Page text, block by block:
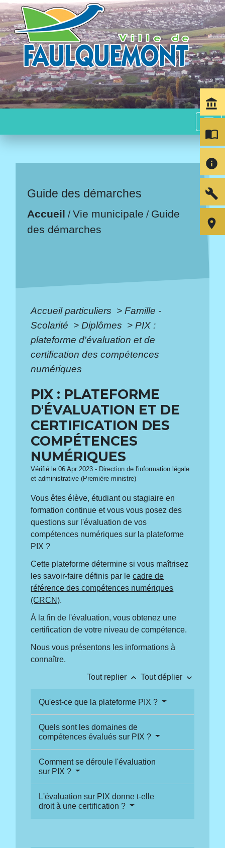
menu
Guide des démarches
Accueil /Vie municipale / Guide
des démarches
Accueil particuliers > Famille -
Scolarité > Diplômes > PIX :
plateforme d'évaluation et de
certification des compétences
numériques
PIX : PLATEFORME
D'ÉVALUATION ET DE
CERTIFICATION DES
COMPÉTENCES
NUMÉRIQUES
Vérifié le 06 Apr 2023 - Direction de l'information légale
et administrative (Première ministre)
Vous êtes élève, étudiant ou stagiaire en
formation continue et vous vous posez des
questions sur l'évaluation de vos
compétences numériques sur la plateforme
PIX ?
Cette plateforme détermine si vous maîtrisez
les savoir-faire définis par lecadre de
référence des compétences numériques
(CRCN).
À la fin de l'évaluation, vous obtenez une
certification de votre niveau de compétence.
Nous vous présentons les informations à
connaître.
Tout replier keyboard_arrow_up Tout déplier keyboard_arrow_down
Qu'est-ce que la plateforme PIX ?
Quels sont les domaines de
compétences évalués sur PIX ?
Comment se déroule l'évaluation
sur PIX ?
L'évaluation sur PIX donne t-elle
droit à une certification ?
account_balance
import_contacts
info
build
room